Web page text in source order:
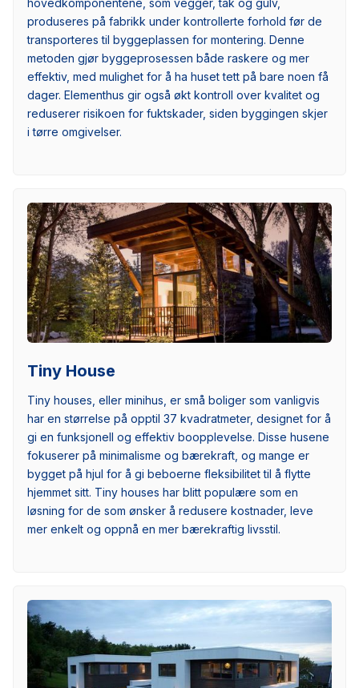
produseres på fabrikk under kontrollerte forhold før de
transporteres til byggeplassen for montering. Denne
metoden gjør byggeprosessen både raskere og mer
effektiv, med mulighet for å ha huset tett på bare noen få
dager. Elementhus gir også økt kontroll over kvalitet og
reduserer risikoen for fuktskader, siden byggingen skjer
i tørre omgivelser.
Tiny House
Tiny houses, eller minihus, er små boliger som vanligvis
har en størrelse på opptil 37 kvadratmeter, designet for å
gi en funksjonell og effektiv boopplevelse. Disse husene
fokuserer på minimalisme og bærekraft, og mange er
bygget på hjul for å gi beboerne fleksibilitet til å flytte
hjemmet sitt. Tiny houses har blitt populære som en
løsning for de som ønsker å redusere kostnader, leve
mer enkelt og oppnå en mer bærekraftig livsstil.